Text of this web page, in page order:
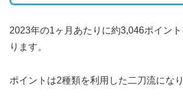
2023年の1ヶ月あたりに約3,046ポイン
ります。
ポイントは2種類を利用した二刀流になり